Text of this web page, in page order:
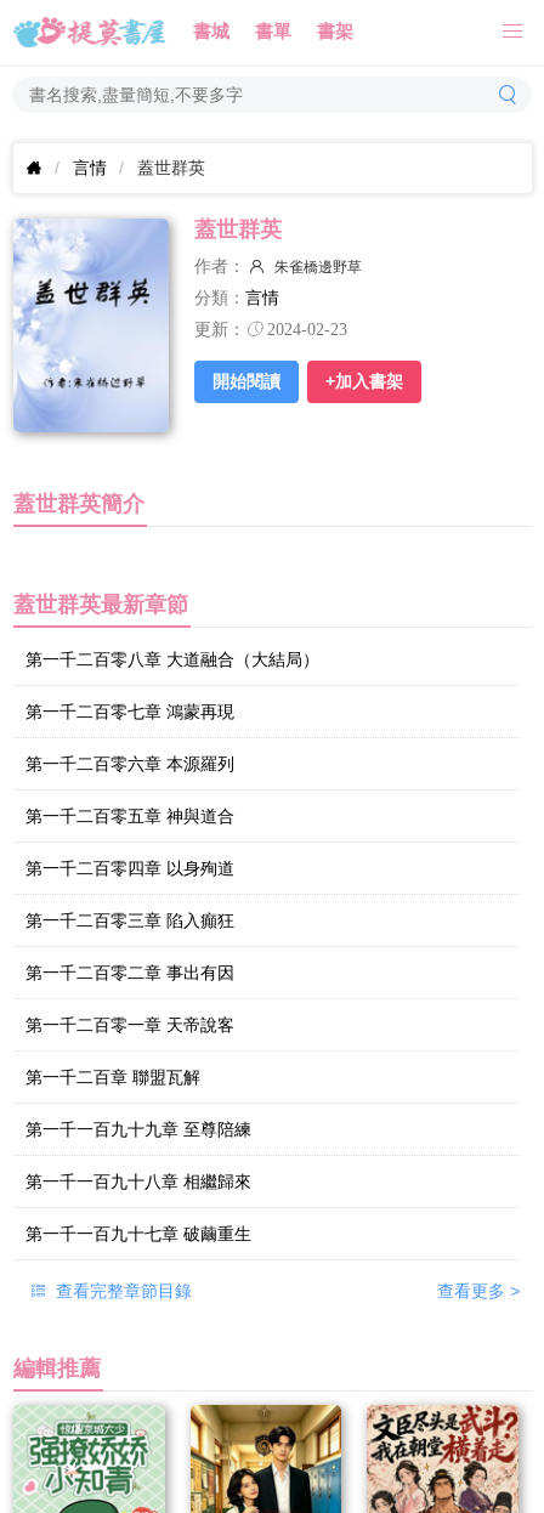
書城 書單 書架
言情 蓋世群英
蓋世群英
作者：
朱雀橋邊野草
分類： 言情
更新：
2024-02-23
開始閱讀 +加入書架
蓋世群英簡介
蓋世群英最新章節
第一千二百零八章 大道融合（大結局）
第一千二百零七章 鴻蒙再現
第一千二百零六章 本源羅列
第一千二百零五章 神與道合
第一千二百零四章 以身殉道
第一千二百零三章 陷入癲狂
第一千二百零二章 事出有因
第一千二百零一章 天帝說客
第一千二百章 聯盟瓦解
第一千一百九十九章 至尊陪練
第一千一百九十八章 相繼歸來
第一千一百九十七章 破繭重生
查看完整章節目錄 查看更多 >
編輯推薦